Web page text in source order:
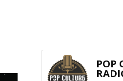
POP